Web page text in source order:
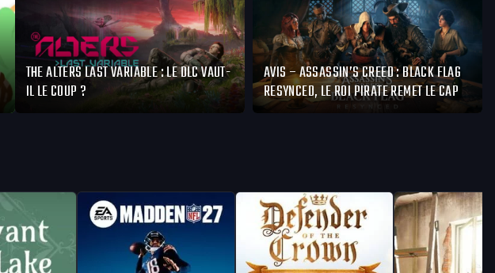
THE ALTERS LAST VARIABLE : LE DLC VAUT-
IL LE COUP ?
AVIS – ASSASSIN’S CREED : BLACK FLAG
RESYNCED, LE ROI PIRATE REMET LE CAP